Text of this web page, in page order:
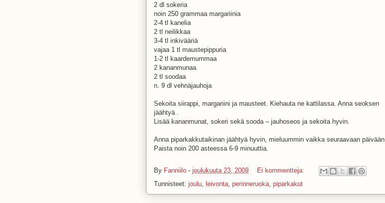
2 dl sokeria
noin 250 grammaa margariinia
2-4 tl kanelia
2 tl neilikkaa
3-4 tl inkivääriä
vajaa 1 tl maustepippuria
1-2 tl kaardemummaa
2 kananmunaa
2 tl soodaa
n. 9 dl vehnäjauhoja
Sekoita siirappi, margariini ja mausteet. Kiehauta ne kattilassa. Anna seoksen
jäähtyä .
Lisää kananmunat, sokeri sekä sooda – jauhoseos ja sekoita hyvin.
Anna piparkakkutaikinan jäähtyä hyvin, mieluummin vaikka seuraavaan päivään.
Paista noin 200 asteessa 6-9 minuuttia.
By Fanniilo - joulukuuta 23, 2009
Ei kommentteja:
Tunnisteet: joulu leivonta perinneruoka piparkakut